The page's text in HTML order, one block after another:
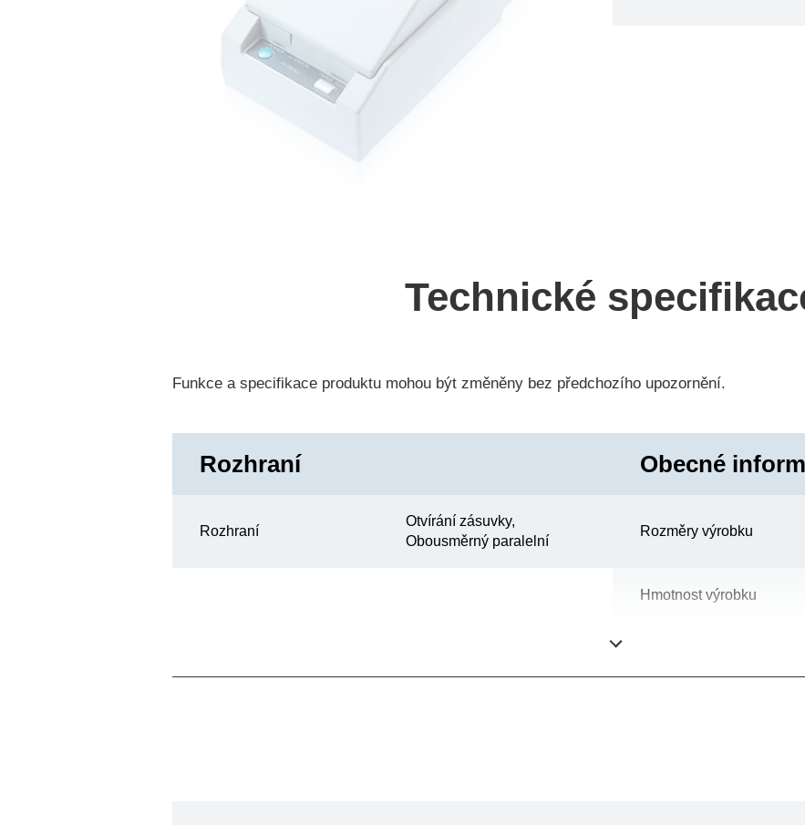
Technické
Funkce a specifikace produktu mohou být změněny bez předchozího upozornění.
Rozhraní
Rozhraní
Otvírání zásuvky,
Obousměrný paralelní
Obecné
Rozměry výrobku
Hmotnost výrobku